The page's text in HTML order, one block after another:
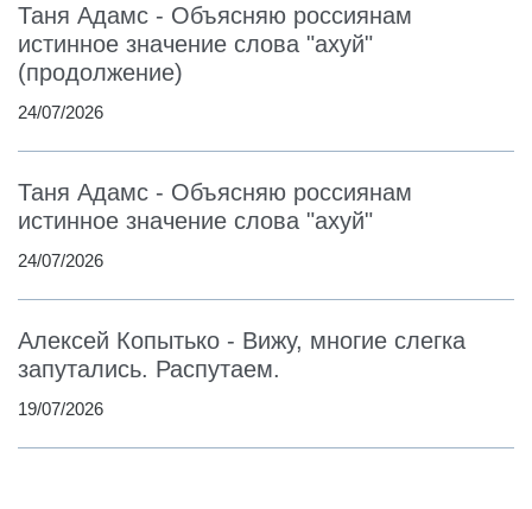
Таня Адамс - Объясняю россиянам
истинное значение слова "ахуй"
(продолжение)
24/07/2026
Таня Адамс - Объясняю россиянам
истинное значение слова "ахуй"
24/07/2026
Алексей Копытько - Вижу, многие слегка
запутались. Распутаем.
19/07/2026